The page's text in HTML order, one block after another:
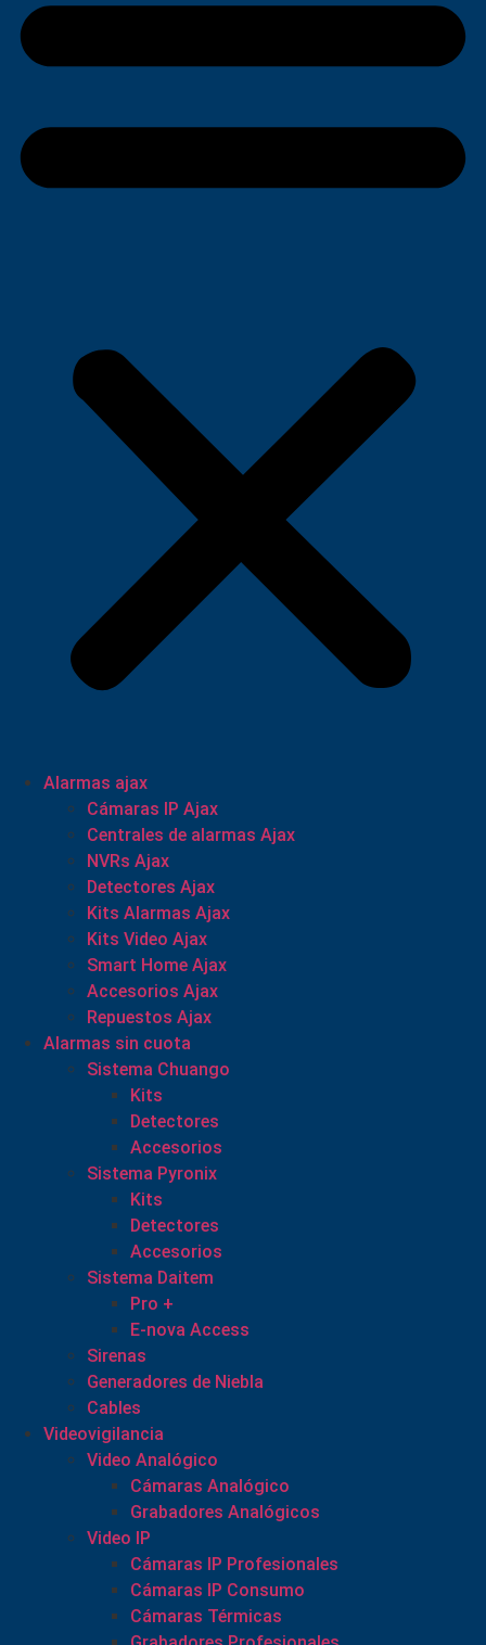
Alarmas ajax
Cámaras IP Ajax
Centrales de alarmas Ajax
NVRs Ajax
Detectores Ajax
Kits Alarmas Ajax
Kits Video Ajax
Smart Home Ajax
Accesorios Ajax
Repuestos Ajax
Alarmas sin cuota
Sistema Chuango
Kits
Detectores
Accesorios
Sistema Pyronix
Kits
Detectores
Accesorios
Sistema Daitem
Pro +
E-nova Access
Sirenas
Generadores de Niebla
Cables
Videovigilancia
Video Analógico
Cámaras Analógico
Grabadores Analógicos
Video IP
Cámaras IP Profesionales
Cámaras IP Consumo
Cámaras Térmicas